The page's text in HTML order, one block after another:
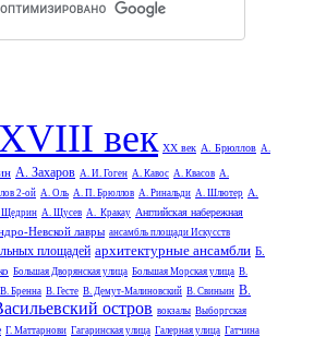
век XX век А. Брюллов А.
А. Захаров А. И. Гоген А. Кавос А. Квасов А.
2-ой А. Оль А. П. Брюллов А. Ринальди А. Шлютер А.
А. Щусев А. Кракау Английская набережная
Невской лавры ансамбль площади Искусств
площадей архитектурные ансамбли Б.
Большая Дворянская улица Большая Морская улица В.
В. Бренна В. Гесте В. Демут-Малиновский В. Свиньин В.
остров вокзалы Выборгская
Г. Маттарнови Гагаринская улица Галерная улица Гатчина